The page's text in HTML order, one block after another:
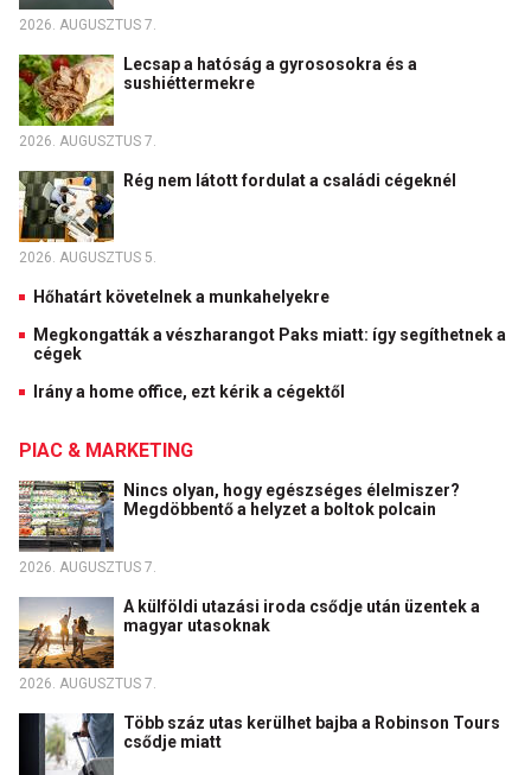
2026. AUGUSZTUS 7.
Lecsap a hatóság a gyrososokra és a
sushiéttermekre
2026. AUGUSZTUS 7.
Rég nem látott fordulat a családi cégeknél
2026. AUGUSZTUS 5.
Hőhatárt követelnek a munkahelyekre
Megkongatták a vészharangot Paks miatt: így segíthetnek a
cégek
Irány a home office, ezt kérik a cégektől
PIAC & MARKETING
Nincs olyan, hogy egészséges élelmiszer?
Megdöbbentő a helyzet a boltok polcain
2026. AUGUSZTUS 7.
A külföldi utazási iroda csődje után üzentek a
magyar utasoknak
2026. AUGUSZTUS 7.
Több száz utas kerülhet bajba a Robinson Tours
csődje miatt